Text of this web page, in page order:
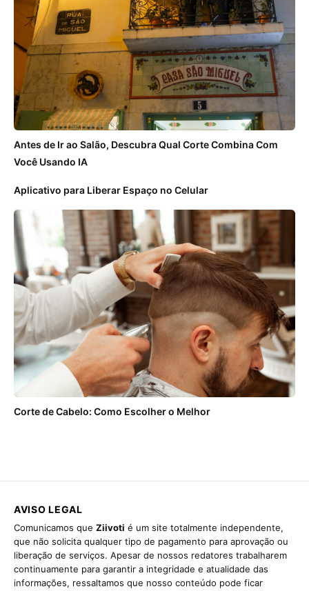
Antes de Ir ao Salão, Descubra Qual Corte Combina Com
Você Usando IA
Aplicativo para Liberar Espaço no Celular
Corte de Cabelo: Como Escolher o Melhor
AVISO LEGAL
Comunicamos que Ziivoti é um site totalmente independente,
que não solicita qualquer tipo de pagamento para aprovação ou
liberação de serviços. Apesar de nossos redatores trabalharem
continuamente para garantir a integridade e atualidade das
informações, ressaltamos que nosso conteúdo pode ficar